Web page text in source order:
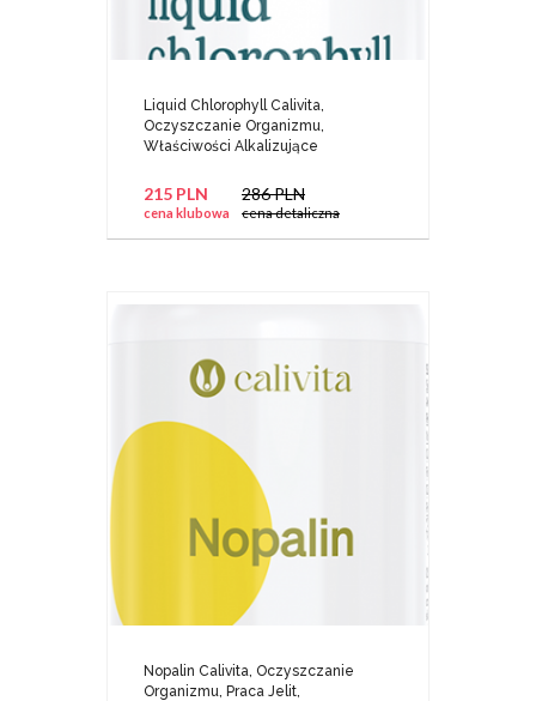
Liquid Chlorophyll Calivita,
Oczyszczanie Organizmu,
Właściwości Alkalizujące
215 PLN
cena klubowa
286 PLN
cena detaliczna
Nopalin Calivita, Oczyszczanie
Organizmu, Praca Jelit,